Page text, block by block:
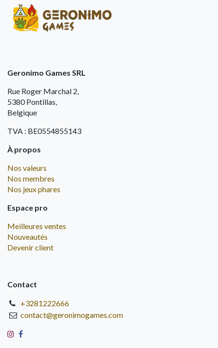
Geronimo Games SRL
Rue Roger Marchal 2,
5380 Pontillas,
Belgique
TVA : BE0554855143
À propos
Nos valeurs
Nos membres
Nos jeux phares
Espace pro
Meilleures ventes
Nouveautés
Devenir client
Contact
+3281222666
contact@geronimogames.com